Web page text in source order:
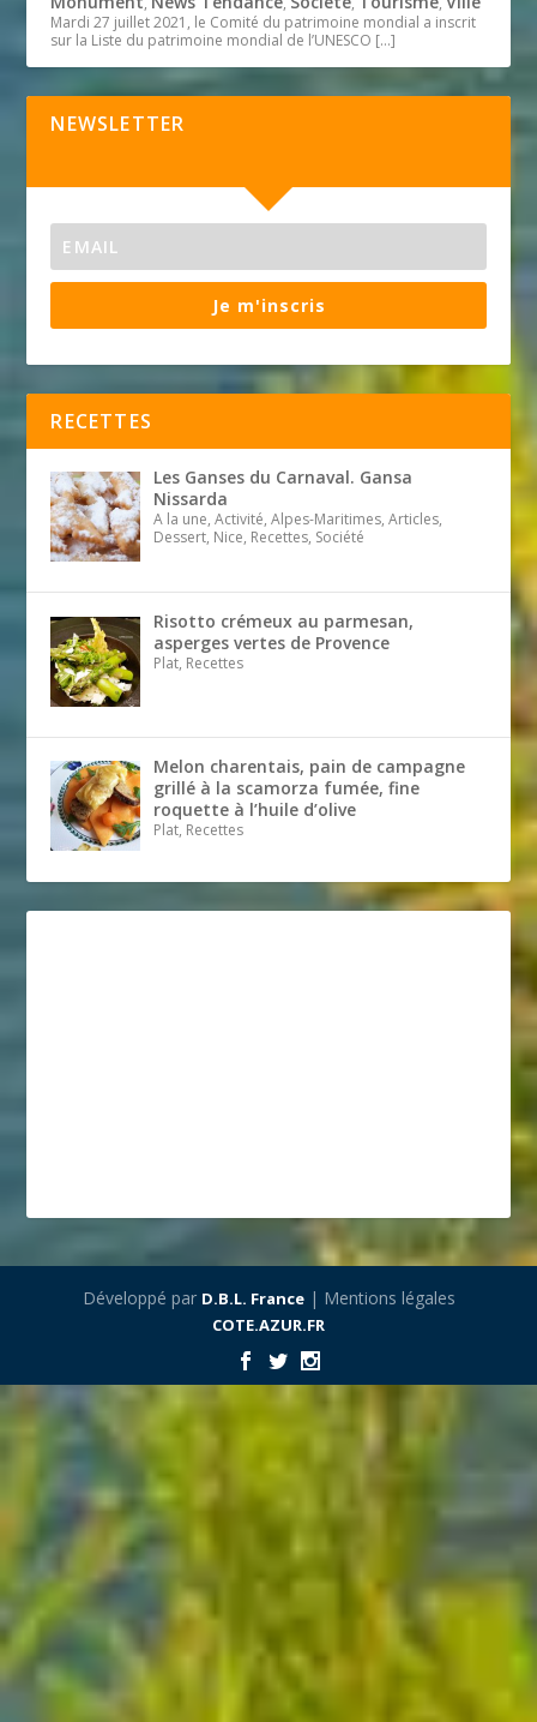
Mardi 27 juillet 2021, le Comité du patrimoine mondial a inscrit
sur la Liste du patrimoine mondial de l’UNESCO […]
NEWSLETTER
Je m'inscris
RECETTES
Les Ganses du Carnaval. Gansa
Nissarda
A la une, Activité, Alpes-Maritimes, Articles,
Dessert, Nice, Recettes, Société
Risotto crémeux au parmesan,
asperges vertes de Provence
Plat, Recettes
Melon charentais, pain de campagne
grillé à la scamorza fumée, fine
roquette à l’huile d’olive
Plat, Recettes
Développé par D.B.L. France| Mentions légales
COTE.AZUR.FR